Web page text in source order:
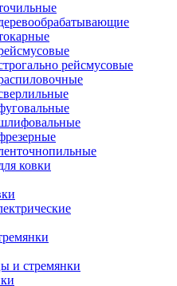
рейсмусовые
ковки
и стремянки